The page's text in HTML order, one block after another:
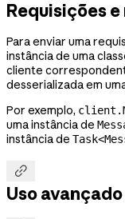
Requisições
Para enviar uma
instância de uma
cliente
desserializada em
Por exemplo,
uma instância de
instância de

Uso avançado